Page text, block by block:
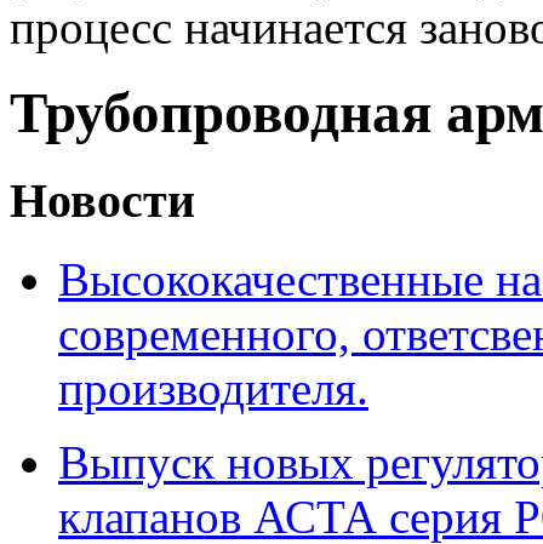
процесс начинается
Трубопроводная
Новости
Высококачественные
современного,
производителя.
Выпуск новых
клапанов АСТА серия